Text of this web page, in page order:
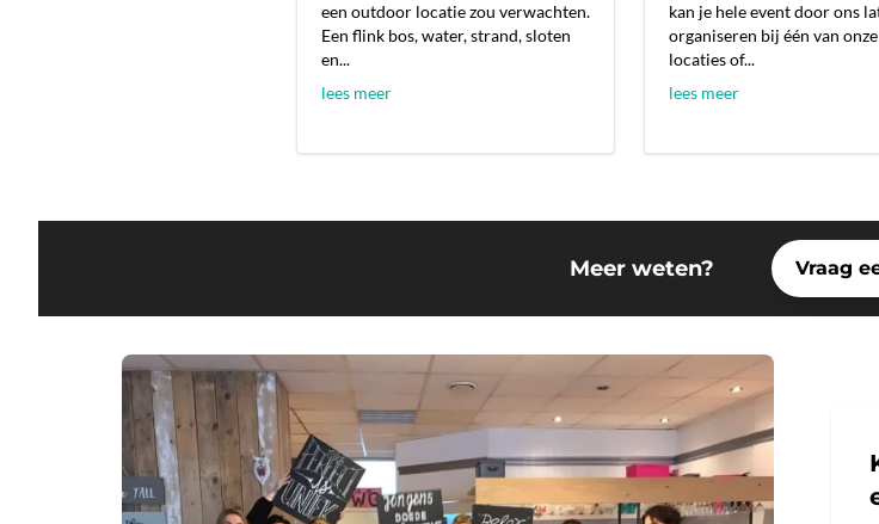
een outdoor locatie zou verwachten.
Een flink bos, water, strand, sloten
en...
lees meer
kan je hele event door ons
organiseren bij één van onze
locaties of...
lees meer
Meer weten? Vraag